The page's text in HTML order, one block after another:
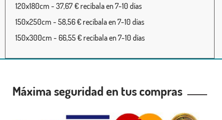
120x180cm - 37,67 € recíbala en 7-10 días
150x250cm - 58,56 € recíbala en 7-10 días
150x300cm - 66,55 € recíbala en 7-10 días
Máxima seguridad en tus compras